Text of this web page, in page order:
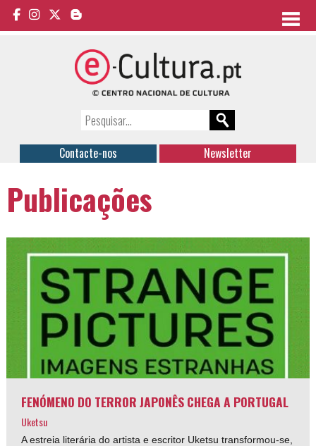
Contacte-nos Newsletter
Publicações
FENÓMENO DO TERROR JAPONÊS CHEGA A PORTUGAL
Uketsu
A estreia literária do artista e escritor Uketsu transformou-se,